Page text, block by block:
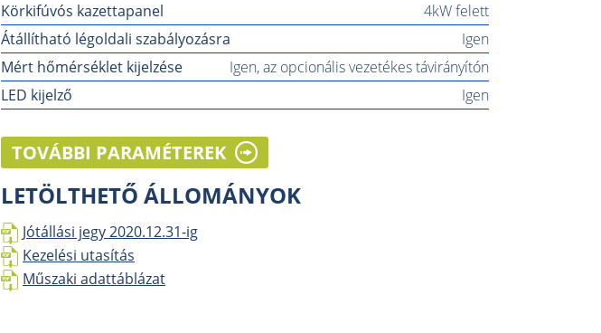
Körkifúvós kazettapanel
4kW felett
Átállítható légoldali szabályozásra
Igen
Mért hőmérséklet kijelzése
Igen, az opcionális vezetékes távirányítón
LED kijelző
Igen
TOVÁBBI PARAMÉTEREK
LETÖLTHETŐ ÁLLOMÁNYOK
Jótállási jegy 2020.12.31-ig
Kezelési utasítás
Műszaki adattáblázat